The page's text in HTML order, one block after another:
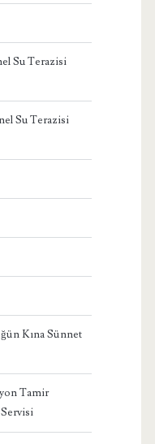
Su Terazisi
Su Terazisi
Kına Sünnet
Tamir